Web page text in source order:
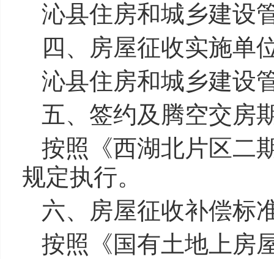
沁县住房和城乡建设
四、房屋征收实施单
沁县住房和城乡建设
五、签约及腾空交房
按照《西湖北片区二
规定执行。
六、房屋征收补偿标
按照《国有土地上房